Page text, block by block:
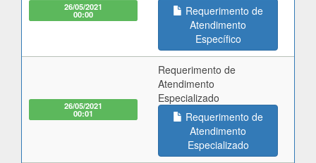
26/05/2021
00:00
Requerimento de
Atendimento
Específico
26/05/2021
00:01
Requerimento de
Atendimento
Especializado
Requerimento de
Atendimento
Especializado